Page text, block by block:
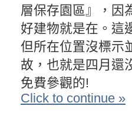
層保存園區』，因
好建物就是在。這
但所在位置沒標示
故，也就是四月還
免費參觀的!
Click to continue »